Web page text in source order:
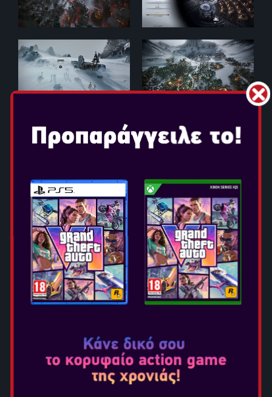
FROSTPUNK 2
Επιλογή Έκδοσης:
FROSTPUNK 2 - ICEBREAKER
EDITION